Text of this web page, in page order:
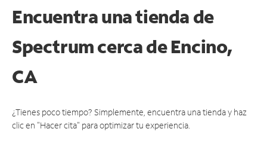
Encuentra una tienda de
Spectrumcerca de Encino,
CA
¿Tienes poco tiempo? Simplemente, encuentra una tienda y haz
clic en "Hacer cita" para optimizar tu experiencia.